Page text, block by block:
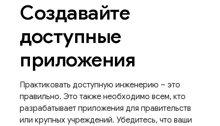
Создавайте
доступные
приложения
Практиковать доступную инженерию – это
правильно. Это также необходимо всем, кто
разрабатывает приложения для правительств
или крупных учреждений. Убедитесь, что ваши